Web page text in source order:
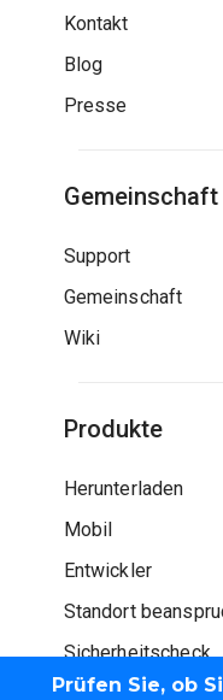
Prüfen Sie, ob
Kontakt
Blog
Presse
Gemeinschaft
Support
Gemeinschaft
Wiki
Produkte
Herunterladen
Mobil
Entwickler
Standort
Sicherheitscheck